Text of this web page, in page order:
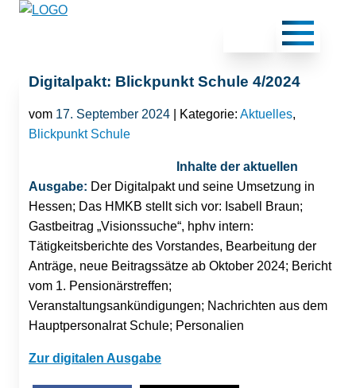
Digitalpakt: Blickpunkt Schule 4/2024
vom 17. September 2024 | Kategorie: Aktuelles,
Blickpunkt Schule
Inhalte der aktuellen
Ausgabe: Der Digitalpakt und seine Umsetzung in
Hessen; Das HMKB stellt sich vor: Isabell Braun;
Gastbeitrag „Visionssuche“, hphv intern:
Tätigkeitsberichte des Vorstandes, Bearbeitung der
Anträge, neue Beitragssätze ab Oktober 2024; Bericht
vom 1. Pensionärstreffen;
Veranstaltungsankündigungen; Nachrichten aus dem
Hauptpersonalrat Schule; Personalien
Zur digitalen Ausgabe